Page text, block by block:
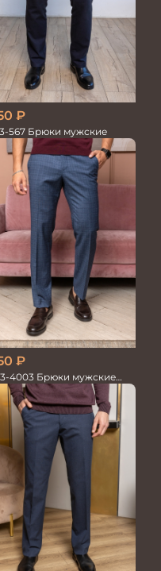
₽
567 Брюки мужские
₽
4003 Брюки мужские
голубые